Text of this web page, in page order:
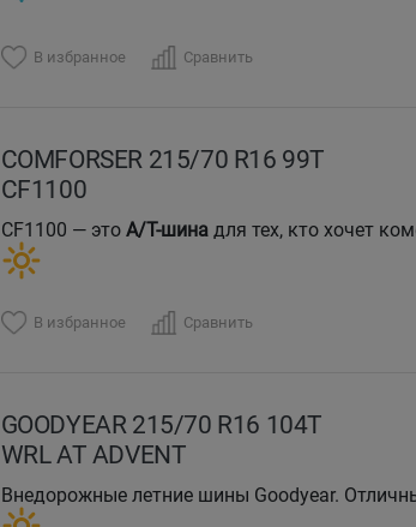
В избранное Сравнить
COMFORSER 215/70 R16 99T
CF1100
CF1100 — это A/T-шинадля тех, кто хочет
В избранное Сравнить
GOODYEAR 215/70 R16 104T
WRL AT ADVENT
Внедорожные летние шины Goodyear.